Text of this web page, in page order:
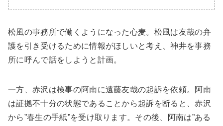
松風の事務所で働くようになった心麦。松風は友哉の弁
護を引き受けるために情報がほしいと考え、神井を事務
所に呼んで話をしようと計画。
一方、赤沢は検事の阿南に遠藤友哉の起訴を依頼。阿南
は証拠不十分の状態であることから起訴を断ると、赤沢
から”春生の手紙”を受け取ります。その後、阿南は”ある